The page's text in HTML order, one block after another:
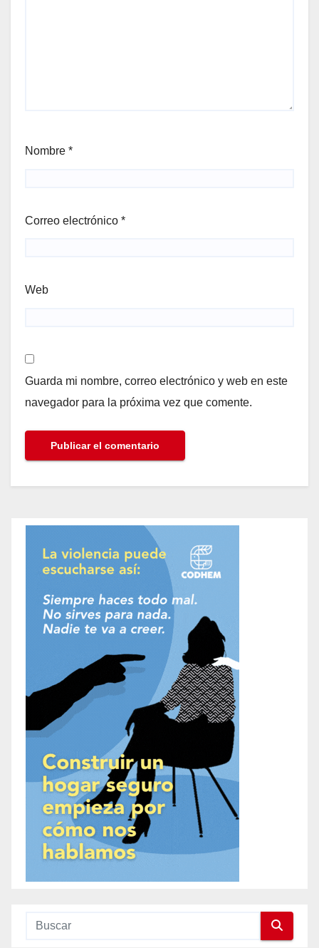
Nombre *
Correo electrónico *
Web
Guarda mi nombre, correo electrónico y web en este
navegador para la próxima vez que comente.